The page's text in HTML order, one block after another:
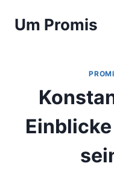
InhaltUm Promis